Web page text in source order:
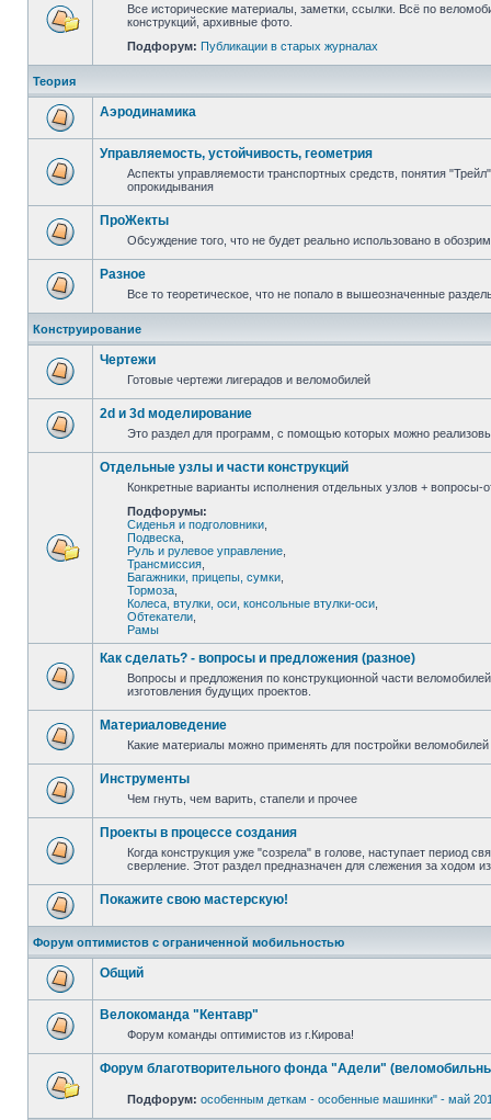
Все исторические материалы, заметки, ссылки. Всё по
конструкций, архивные фото.
Подфорум: Публикации в старых журналах
Теория
Аэродинамика
Управляемость, устойчивость, геометрия
Аспекты управляемости транспортных средств, понятия
опрокидывания
ПроЖекты
Обсуждение того, что не будет реально использовано в
Разное
Все то теоретическое, что не попало в вышеозначенные
Конструирование
Чертежи
Готовые чертежи лигерадов и веломобилей
2d и 3d моделирование
Это раздел для программ, с помощью которых можно
Отдельные узлы и части конструкций
Конкретные варианты исполнения отдельных узлов + вопросы-
Подфорумы:
Сиденья и подголовники
Подвеска
Руль и рулевое управление
Трансмиссия
Багажники, прицепы, сумки
Тормоза
Колеса, втулки, оси, консольные втулки-оси
Обтекатели
Рамы
Как сделать? - вопросы и предложения (разное)
Вопросы и предложения по конструкционной части
изготовления будущих проектов.
Материаловедение
Какие материалы можно применять для постройки
Инструменты
Чем гнуть, чем варить, стапели и прочее
Проекты в процессе создания
Когда конструкция уже "созрела" в голове, наступает период
сверление. Этот раздел предназначен для слежения за ходом
Покажите свою мастерскую!
Форум оптимистов с ограниченной мобильностью
Общий
Велокоманда "Кентавр"
Форум команды оптимистов из г.Кирова!
Форум благотворительного фонда "Адели"
Подфорум: особенным деткам - особенные машинки" - май